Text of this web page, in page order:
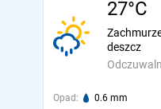
27°C
deszcz
Opad: 0.6 mm